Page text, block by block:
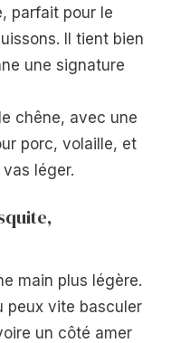
parfait pour le
Il tient bien
une signature
chêne, avec une
porc, volaille, et
léger.
main plus légère.
peux vite basculer
un côté amer